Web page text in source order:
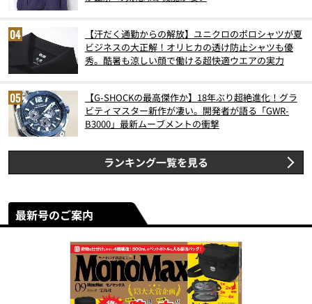
【汗だく通勤からの解放】ユニクロのポロシャツが夏
ビジネスの大正解！オリヒカの透け防止シャツも優
秀。酷暑も涼しい顔で働ける超快適ウエアの実力
【G-SHOCKの最高傑作か】18年ぶり超絶進化！グラ
ビティマスター新作が凄い。開発者が語る「GWR-
B3000」最新ムーブメントの衝撃
ランキング一覧を見る
最新号のご案内